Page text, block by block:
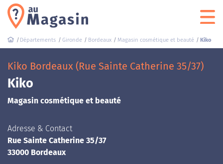
Départements Gironde Bordeaux Magasin cosmétique et beauté Kiko
Kiko Bordeaux (Rue Sainte Catherine 35/37)
Kiko
Magasin cosmétique et beauté
Adresse & Contact
Rue Sainte Catherine 35/37
33000 Bordeaux